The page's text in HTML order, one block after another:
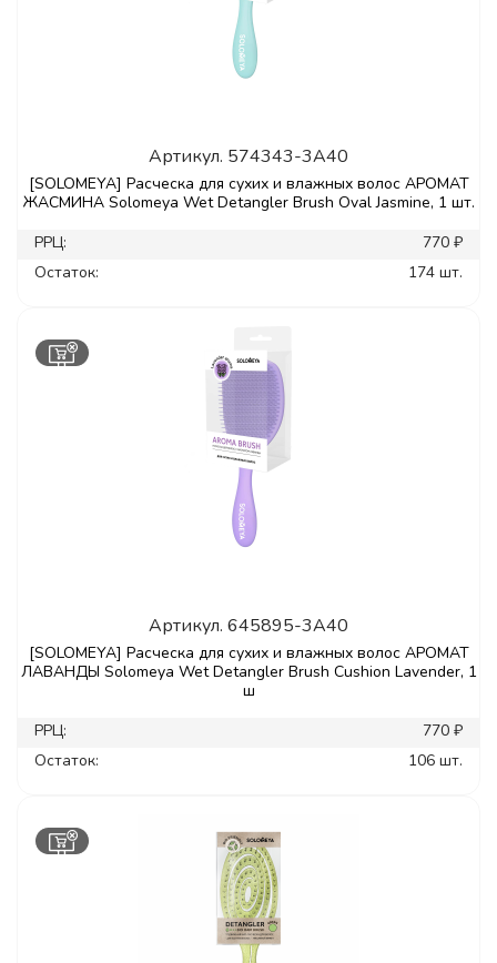
Артикул. 574343-3A40
[SOLOMEYA] Расческа для сухих и влажных волос АРОМАТ
ЖАСМИНА Solomeya Wet Detangler Brush Oval Jasmine, 1 шт.
РРЦ:
770 ₽
Остаток:
174 шт.
Артикул. 645895-3A40
[SOLOMEYA] Расческа для сухих и влажных волос АРОМАТ
ЛАВАНДЫ Solomeya Wet Detangler Brush Cushion Lavender, 1
ш
РРЦ:
770 ₽
Остаток:
106 шт.